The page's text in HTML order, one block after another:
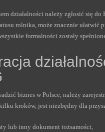
działalności należy zgłosić się
rolnika, może znacznie ułatwić
formalności zostały
biznes w Polsce, należy
kroków, jest niezbędny dla
lub inny dokument tożsamości,